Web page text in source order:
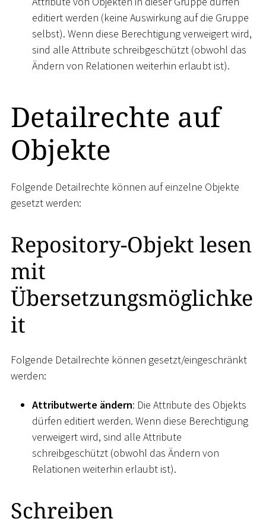
editiert werden (keine Auswirkung auf die Gruppe
selbst). Wenn diese Berechtigung verweigert wird,
sind alle Attribute schreibgeschützt (obwohl das
Ändern von Relationen weiterhin erlaubt ist).
Detailrechte auf
Objekte
Folgende Detailrechte können auf einzelne Objekte
gesetzt werden:
Repository-Objekt lesen
mit
Übersetzungsmöglichke
it
Folgende Detailrechte können gesetzt/eingeschränkt
werden:
Attributwerte ändern: Die Attribute des Objekts
dürfen editiert werden. Wenn diese Berechtigung
verweigert wird, sind alle Attribute
schreibgeschützt (obwohl das Ändern von
Relationen weiterhin erlaubt ist).
Schreiben